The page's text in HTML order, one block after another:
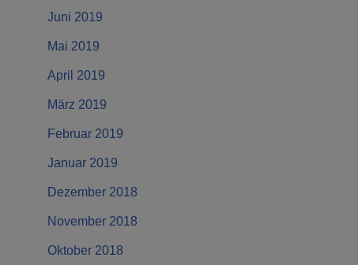
Juni 2019
Mai 2019
April 2019
März 2019
Februar 2019
Januar 2019
Dezember 2018
November 2018
Oktober 2018